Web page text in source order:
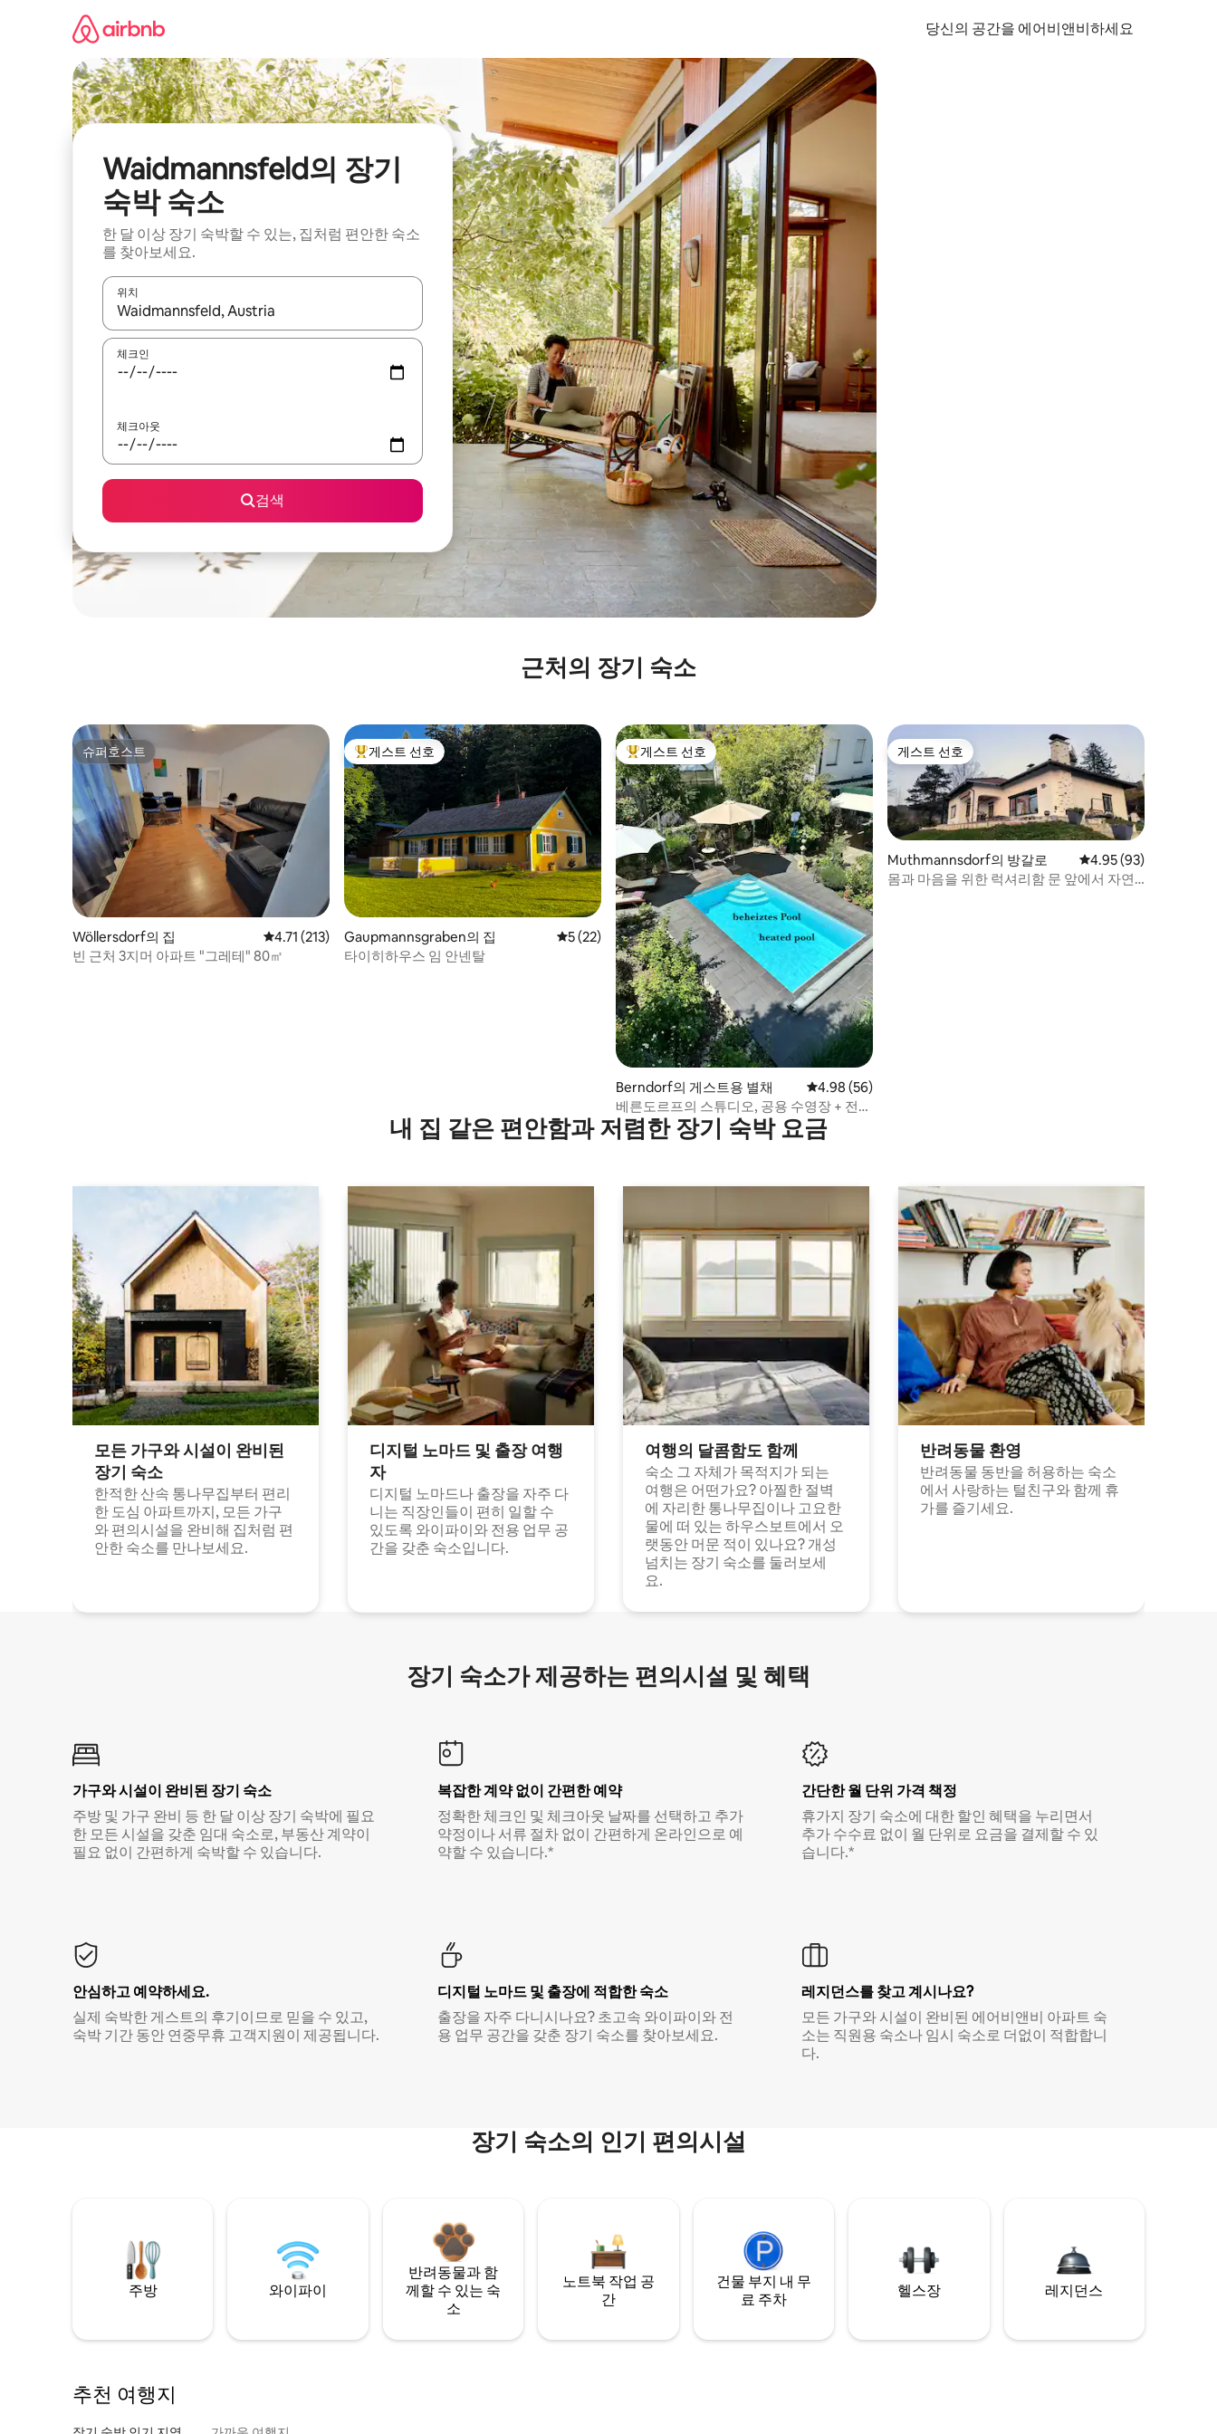
당신의 공간을 에어비앤비하세요
Waidmannsfeld의 장기
숙박 숙소
한 달 이상 장기 숙박할 수 있는, 집처럼 편안한 숙소
를 찾아보세요.
위치
결과가 나오면 위·아래 화살표 키를 사용하거나 터치 또는 스와이프 동작으로 탐색하세요.
체크인
체크아웃
검색
근처의 장기 숙소
슈퍼호스트
슈퍼호스트
Wöllersdorf의 집 평점 4.71점(5점 만점), 후기 213개
4.71 (213)
빈 근처 3지머 아파트 "그레테" 80㎡
상위 게스트 선호
게스트 선호
Gaupmannsgraben의 집 평점 5점(5점 만점), 후기 22개
5 (22)
타이히하우스 임 안넨탈
상위 게스트 선호
게스트 선호
Berndorf의 게스트용 별채 평점 4.98점(5점 만점), 후기 56개
4.98 (56)
베른도르프의 스튜디오, 공용 수영장 + 전용
사우나
게스트 선호
게스트 선호
Muthmannsdorf의 방갈로 평점 4.95점(5점 만점),
4.95 (93)
몸과 마음을 위한 럭셔리함 문 앞에서 자연
내 집 같은 편안함과 저렴한 장기 숙박 요금
모든 가구와 시설이 완비된
장기 숙소
한적한 산속 통나무집부터 편리
한 도심 아파트까지, 모든 가구
와 편의시설을 완비해 집처럼 편
안한 숙소를 만나보세요.
디지털 노마드 및 출장 여행
자
디지털 노마드나 출장을 자주 다
니는 직장인들이 편히 일할 수
있도록 와이파이와 전용 업무 공
간을 갖춘 숙소입니다.
여행의 달콤함도 함께
숙소 그 자체가 목적지가 되는
여행은 어떤가요? 아찔한 절벽
에 자리한 통나무집이나 고요한
물에 떠 있는 하우스보트에서 오
랫동안 머문 적이 있나요? 개성
넘치는 장기 숙소를 둘러보세
요.
반려동물 환영
반려동물 동반을 허용하는 숙소
에서 사랑하는 털친구와 함께 휴
가를 즐기세요.
장기 숙소가 제공하는 편의시설 및 혜택
가구와 시설이 완비된 장기 숙소
주방 및 가구 완비 등 한 달 이상 장기 숙박에 필요
한 모든 시설을 갖춘 임대 숙소로, 부동산 계약이
필요 없이 간편하게 숙박할 수 있습니다.
복잡한 계약 없이 간편한 예약
정확한 체크인 및 체크아웃 날짜를 선택하고 추가
약정이나 서류 절차 없이 간편하게 온라인으로 예
약할 수 있습니다.*
간단한 월 단위 가격 책정
휴가지 장기 숙소에 대한 할인 혜택을 누리면서
추가 수수료 없이 월 단위로 요금을 결제할 수 있
습니다.*
안심하고 예약하세요.
실제 숙박한 게스트의 후기이므로 믿을 수 있고,
숙박 기간 동안 연중무휴 고객지원이 제공됩니다.
디지털 노마드 및 출장에 적합한 숙소
출장을 자주 다니시나요? 초고속 와이파이와 전
용 업무 공간을 갖춘 장기 숙소를 찾아보세요.
레지던스를 찾고 계시나요?
모든 가구와 시설이 완비된 에어비앤비 아파트 숙
소는 직원용 숙소나 임시 숙소로 더없이 적합합니
다.
장기 숙소의 인기 편의시설
주방 와이파이
반려동물과 함
께할 수 있는 숙
소
노트북 작업 공
간
건물 부지 내 무
료 주차
헬스장 레지던스
추천 여행지